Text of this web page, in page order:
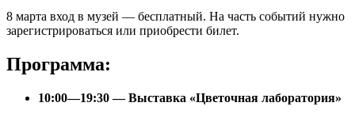
8 марта вход в музей — бесплатный. На часть событий нужно
зарегистрироваться или приобрести билет.
Программа:
10:00—19:30 — Выставка «Цветочная лаборатория»